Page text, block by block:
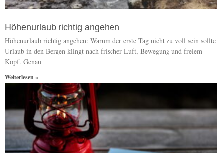
Höhenurlaub richtig angehen
Höhenurlaub richtig angehen: Warum der erste Tag nicht zu voll sein sollte
Urlaub in den Bergen klingt nach frischer Luft, Bewegung und freiem
Kopf. Genau
Weiterlesen »